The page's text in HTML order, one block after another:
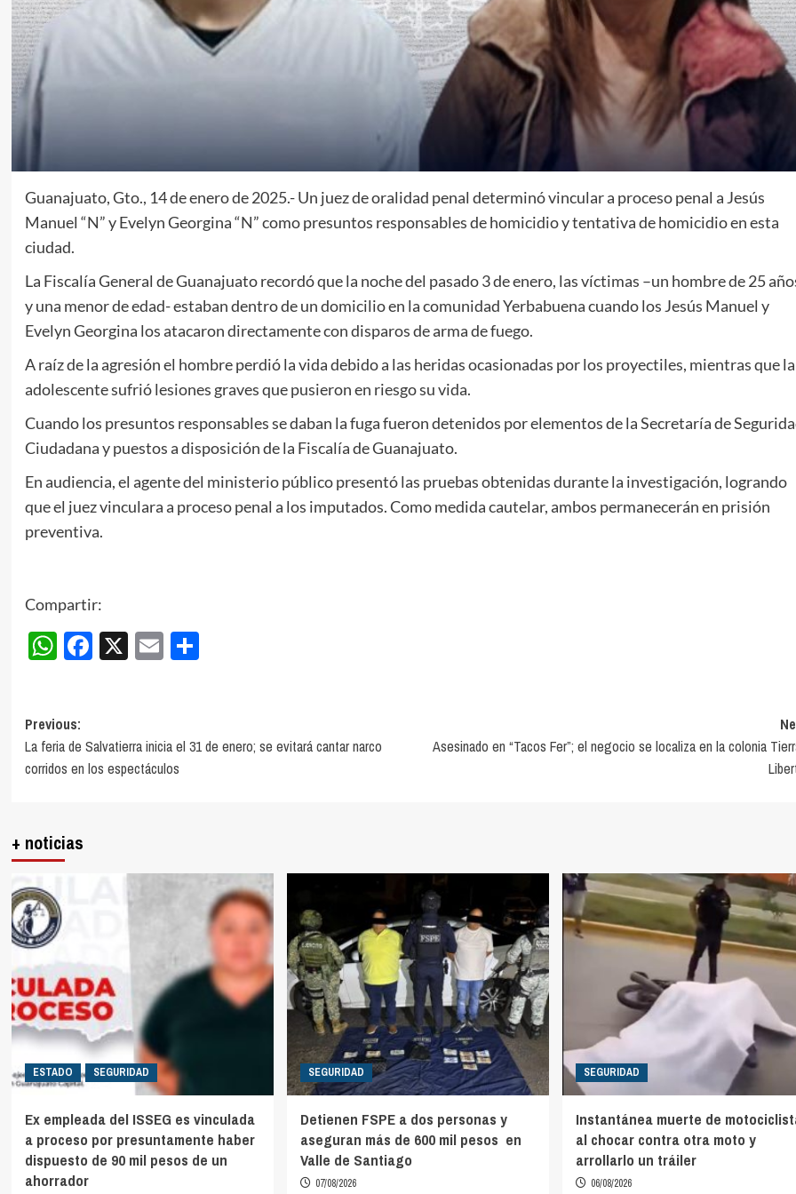
Guanajuato, Gto., 14 de enero de 2025.- Un juez de oralidad penal determinó vincular a proceso penal a Jesús
Manuel “N” y Evelyn Georgina “N” como presuntos responsables de homicidio y tentativa de homicidio en esta
ciudad.
La Fiscalía General de Guanajuato recordó que la noche del pasado 3 de enero, las víctimas –un hombre de 25
y una menor de edad- estaban dentro de un domicilio en la comunidad Yerbabuena cuando los Jesús Manuel y
Evelyn Georgina los atacaron directamente con disparos de arma de fuego.
A raíz de la agresión el hombre perdió la vida debido a las heridas ocasionadas por los proyectiles, mientras que la
adolescente sufrió lesiones graves que pusieron en riesgo su vida.
Cuando los presuntos responsables se daban la fuga fueron detenidos por elementos de la Secretaría de
Ciudadana y puestos a disposición de la Fiscalía de Guanajuato.
En audiencia, el agente del ministerio público presentó las pruebas obtenidas durante la investigación, logrando
que el juez vinculara a proceso penal a los imputados. Como medida cautelar, ambos permanecerán en prisión
preventiva.
Compartir:
WhatsApp
Facebook
X EmailCompartir
Post
navigation
Previous:
La feria de Salvatierra inicia el 31 de enero; se evitará cantar narco
corridos en los espectáculos
Asesinado en “Tacos Fer”; el negocio se localiza en la colonia
+ noticias
ESTADO SEGURIDAD
Ex empleada del ISSEG es vinculada
a proceso por presuntamente haber
dispuesto de 90 mil pesos de un
ahorrador
SEGURIDAD
Detienen FSPE a dos personas y
aseguran más de 600 mil pesos en
Valle de Santiago
07/08/2026
SEGURIDAD
Instantánea muerte de
al chocar contra otra moto y
arrollarlo un tráiler
06/08/2026